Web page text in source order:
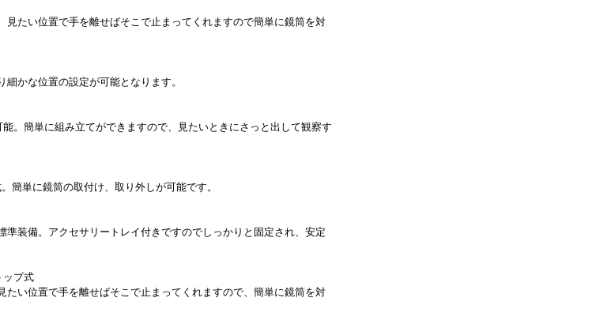
見たい位置で手を離せばそこで止まってくれますので簡単に鏡筒を対
かな位置の設定が可能となります。
。簡単に組み立てができますので、見たいときにさっと出して観察す
簡単に鏡筒の取付け、取り外しが可能です。
準装備。アクセサリートレイ付きですのでしっかりと固定され、安定
ップ式
たい位置で手を離せばそこで止まってくれますので、簡単に鏡筒を対